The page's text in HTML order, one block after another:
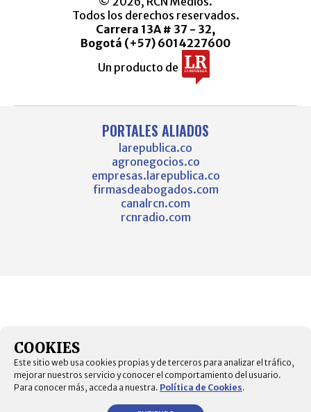
Todos los derechos reservados.
Carrera 13A # 37 - 32,
Bogotá (+57) 6014227600
Un producto de
PORTALES ALIADOS
larepublica.co
agronegocios.co
empresas.larepublica.co
firmasdeabogados.com
canalrcn.com
rcnradio.com
COOKIES
Este sitio web usa cookies propias y de terceros para analizar el tráfico,
mejorar nuestros servicio y conocer el comportamiento del usuario.
Para conocer más, acceda a nuestra. Política de Cookies.